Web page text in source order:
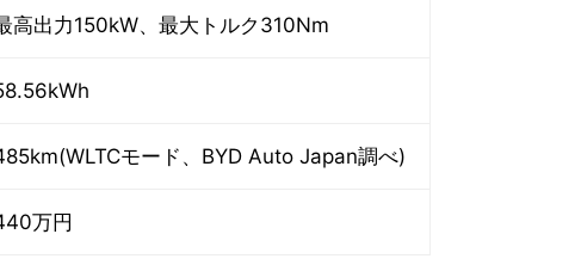
高出力150kW、最大トルク310Nm
モード、BYD Auto Japan調べ)
万円